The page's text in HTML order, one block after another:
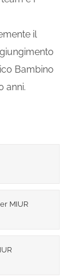
il
Bambino
anni.
MIUR